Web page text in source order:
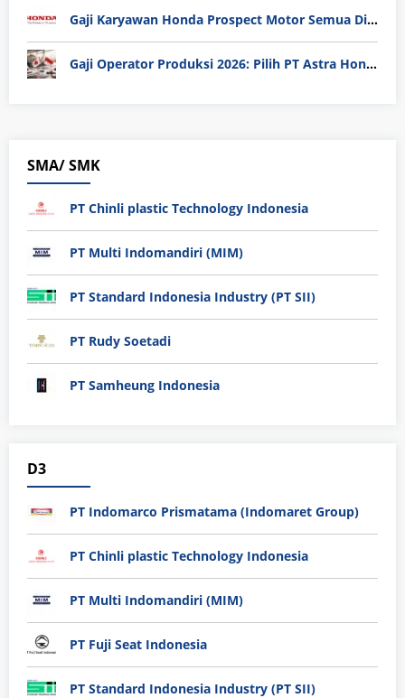
Gaji Karyawan Honda Prospect Motor Semua Divisi
Gaji Operator Produksi 2026: Pilih PT Astra Honda Motor (AHM) atau Manufaktur di Jepang?
SMA/ SMK
PT Chinli plastic Technology Indonesia
PT Multi Indomandiri (MIM)
PT Standard Indonesia Industry (PT SII)
PT Rudy Soetadi
PT Samheung Indonesia
D3
PT Indomarco Prismatama (Indomaret Group)
PT Chinli plastic Technology Indonesia
PT Multi Indomandiri (MIM)
PT Fuji Seat Indonesia
PT Standard Indonesia Industry (PT SII)